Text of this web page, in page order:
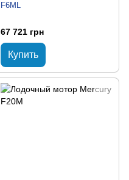
F6ML
67 721 грн
Купить